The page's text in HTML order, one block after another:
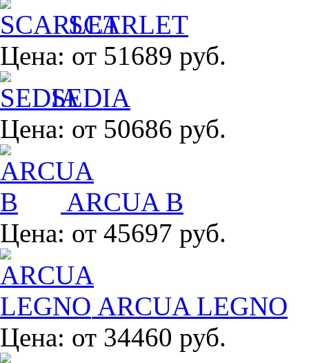
SCARLET
Цена: от 51689 руб.
SEDIA
Цена: от 50686 руб.
ARCUA B
Цена: от 45697 руб.
ARCUA LEGNO
Цена: от 34460 руб.